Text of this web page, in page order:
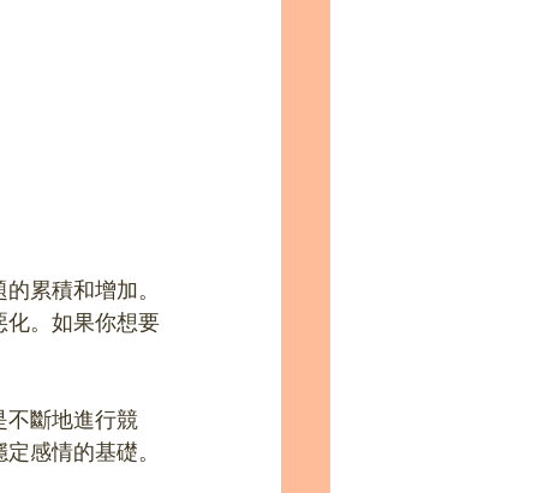
累積和增加。
化。如果你想要
不斷地進行競
感情的基礎。